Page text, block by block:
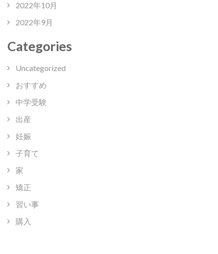
2022年10月
2022年9月
Categories
Uncategorized
おすすめ
中学受験
出産
妊娠
子育て
家
矯正
習い事
購入